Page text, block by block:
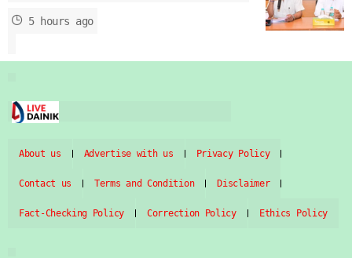
5 hours ago
About us Advertise with us Privacy Policy
Contact us Terms and Condition Disclaimer
Fact-Checking Policy Correction Policy Ethics Policy